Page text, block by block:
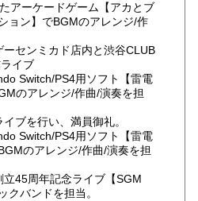
アーケードゲーム【アカとブ
ョン】でBGMのアレンジ/作
センミカド店内と渋谷CLUB
イブ
Switch/PS4用ソフト【雷電
のアレンジ/作曲/演奏を担
ブを行い、満員御礼。
Switch/PS4用ソフト【雷電
のアレンジ/作曲/演奏を担
45周年記念ライブ【SGM
クバンドを担当。